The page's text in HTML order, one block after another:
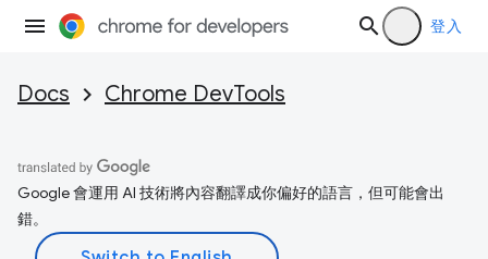
登入
Docs Chrome DevTools
Google 會運用 AI 技術將內容翻譯成你偏好的語言，但可能會出
錯。